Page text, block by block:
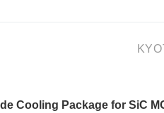
Cooling Package for SiC